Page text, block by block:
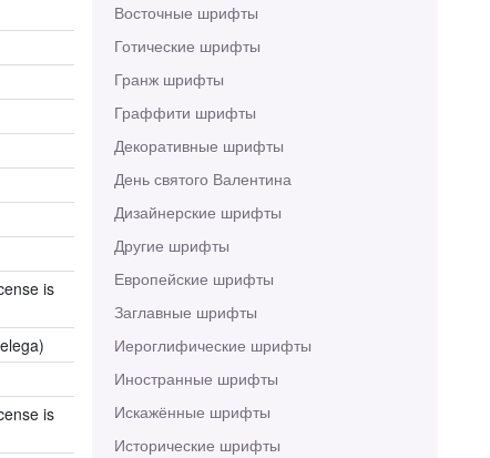
Восточные шрифты
Готические шрифты
Гранж шрифты
Граффити шрифты
Декоративные шрифты
День святого Валентина
Дизайнерские шрифты
Другие шрифты
Европейские шрифты
Заглавные шрифты
Иероглифические шрифты
Иностранные шрифты
Искажённые шрифты
Исторические шрифты
is
is